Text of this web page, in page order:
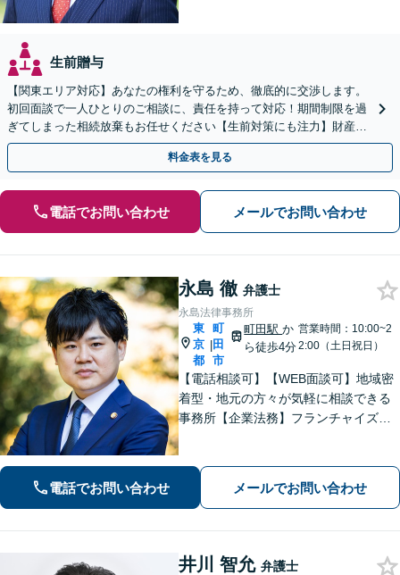
生前贈与
【関東エリア対応】あなたの権利を守るため、徹底的に交渉します。
初回面談で一人ひとりのご相談に、責任を持って対応！期間制限を過
ぎてしまった相続放棄もお任せください【生前対策にも注力】財産管
理から遺言書の作成・執行まで、一括してサポート
料金表を見る
電話でお問い合わせ メールでお問い合わせ
永島 徹 弁護士
永島法律事務所
東
京
都
|
町
田
市
町田駅か
ら徒歩4分
営業時間：10:00~2
2:00（土日祝日）
【電話相談可】【WEB面談可】地域密
着型・地元の方々が気軽に相談できる
事務所【企業法務】フランチャイズ・
室】【町田駅4分】
電話でお問い合わせ メールでお問い合わせ
井川 智允 弁護士